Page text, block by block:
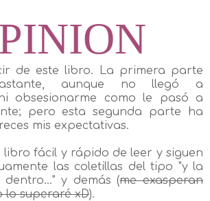
de este libro. La primera parte
aunque no llegó a
obsesionarme como le pasó a
pero esta segunda parte ha
mis expectativas.
libro fácil y rápido de leer y siguen
las coletillas del tipo "y la
y demás (me exasperan
lo superaré xD).